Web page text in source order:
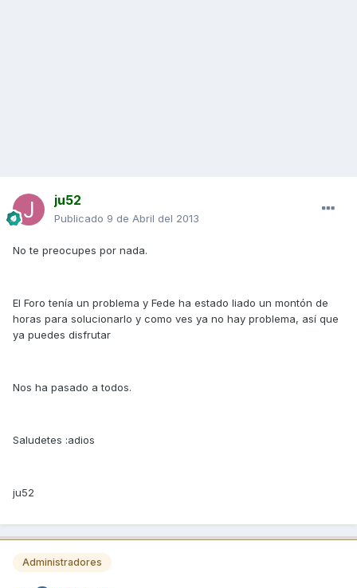
ju52
Publicado 9 de Abril del 2013
No te preocupes por nada.
El Foro tenía un problema y Fede ha estado liado un montón de
horas para solucionarlo y como ves ya no hay problema, así que
ya puedes disfrutar
Nos ha pasado a todos.
Saludetes :adios
ju52
Administradores